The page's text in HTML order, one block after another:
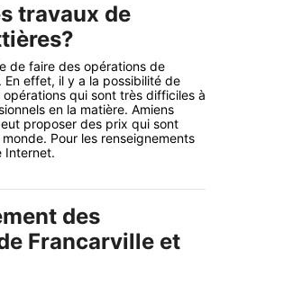
travaux de
de faire des opérations de
effet, il y a la possibilité de
qui sont très difficiles à
en la matière. Amiens
proposer des prix qui sont
Pour les renseignements
Internet.
des
Francarville et